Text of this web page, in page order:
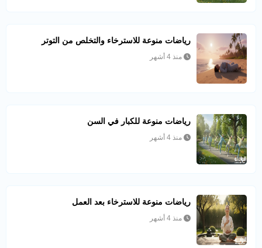
رياضات منوعة للاسترخاء والتخلص من التوتر
منذ 4 أشهر
رياضات منوعة للكبار في السن
منذ 4 أشهر
رياضات منوعة للاسترخاء بعد العمل
منذ 4 أشهر